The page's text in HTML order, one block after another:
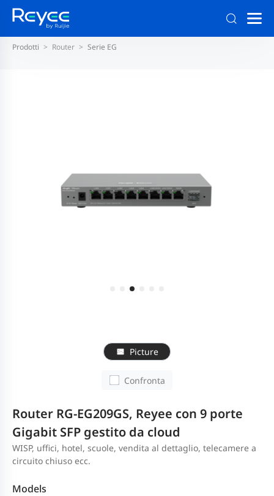
Prodotti Router Serie EG
Picture
Confronta
Router RG-EG209GS, Reyee con 9 porte
Gigabit SFP gestito da cloud
WISP, uffici, hotel, scuole, vendita al dettaglio, telecamere a
circuito chiuso ecc.
Models